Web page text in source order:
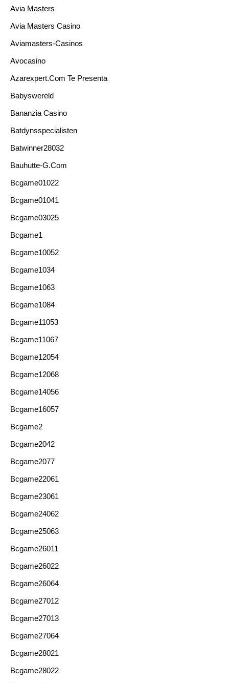
Avia Masters
Avia Masters Casino
Aviamasters-Casinos
Avocasino
Azarexpert.com Te Presenta
Babyswereld
Bananzia Casino
Batdynsspecialisten
Batwinner28032
Bauhutte-G.com
Bcgame01022
Bcgame01041
Bcgame03025
Bcgame1
Bcgame10052
Bcgame1034
Bcgame1063
Bcgame1084
Bcgame11053
Bcgame11067
Bcgame12054
Bcgame12068
Bcgame14056
Bcgame16057
Bcgame2
Bcgame2042
Bcgame2077
Bcgame22061
Bcgame23061
Bcgame24062
Bcgame25063
Bcgame26011
Bcgame26022
Bcgame26064
Bcgame27012
Bcgame27013
Bcgame27064
Bcgame28021
Bcgame28022